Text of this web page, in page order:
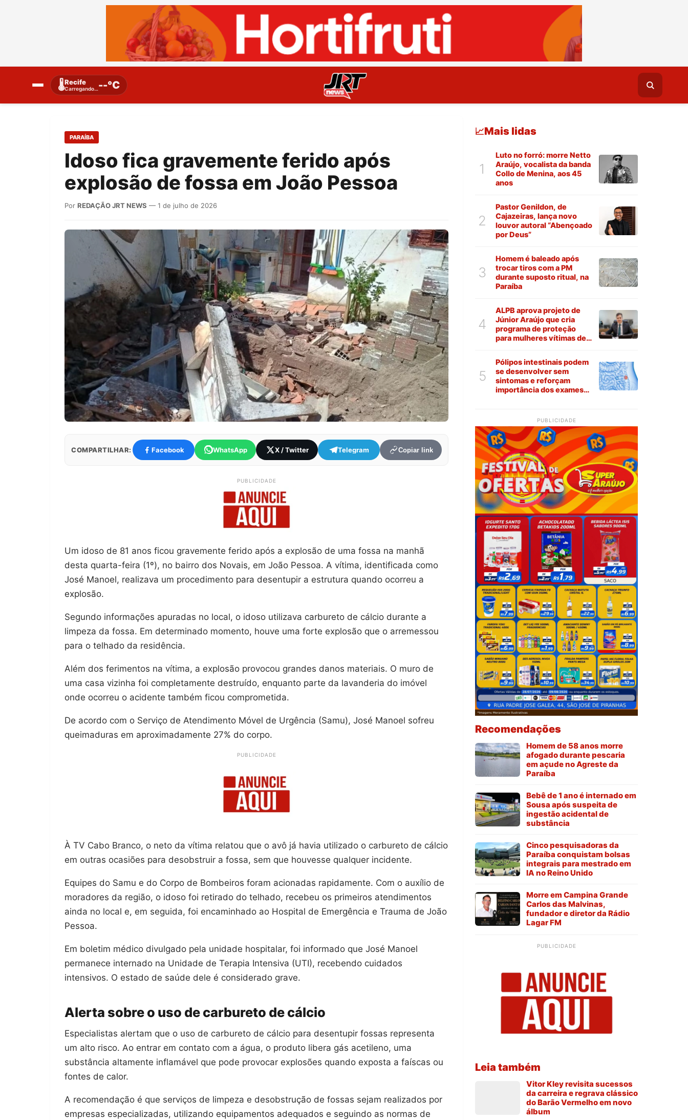
🌡️Recife
Carregando…--°C
PARAÍBA
Idoso fica gravemente ferido após
explosão de fossa em João Pessoa
Por REDAÇÃO JRT NEWS — 1 de julho de 2026
COMPARTILHAR: Facebook WhatsApp X / Twitter Telegram Copiar link
PUBLICIDADE
Um idoso de 81 anos ficou gravemente ferido após a explosão de uma fossa na manhã
desta quarta-feira (1º), no bairro dos Novais, em João Pessoa. A vítima, identificada como
José Manoel, realizava um procedimento para desentupir a estrutura quando ocorreu a
explosão.
Segundo informações apuradas no local, o idoso utilizava carbureto de cálcio durante a
limpeza da fossa. Em determinado momento, houve uma forte explosão que o arremessou
para o telhado da residência.
Além dos ferimentos na vítima, a explosão provocou grandes danos materiais. O muro de
uma casa vizinha foi completamente destruído, enquanto parte da lavanderia do imóvel
onde ocorreu o acidente também ficou comprometida.
De acordo com o Serviço de Atendimento Móvel de Urgência (Samu), José Manoel sofreu
queimaduras em aproximadamente 27% do corpo.
PUBLICIDADE
À TV Cabo Branco, o neto da vítima relatou que o avô já havia utilizado o carbureto de cálcio
em outras ocasiões para desobstruir a fossa, sem que houvesse qualquer incidente.
Equipes do Samu e do Corpo de Bombeiros foram acionadas rapidamente. Com o auxílio de
moradores da região, o idoso foi retirado do telhado, recebeu os primeiros atendimentos
ainda no local e, em seguida, foi encaminhado ao Hospital de Emergência e Trauma de João
Pessoa.
Em boletim médico divulgado pela unidade hospitalar, foi informado que José Manoel
permanece internado na Unidade de Terapia Intensiva (UTI), recebendo cuidados
intensivos. O estado de saúde dele é considerado grave.
Alerta sobre o uso de carbureto de cálcio
Especialistas alertam que o uso de carbureto de cálcio para desentupir fossas representa
um alto risco. Ao entrar em contato com a água, o produto libera gás acetileno, uma
substância altamente inflamável que pode provocar explosões quando exposta a faíscas ou
fontes de calor.
A recomendação é que serviços de limpeza e desobstrução de fossas sejam realizados por
empresas especializadas, utilizando equipamentos adequados e seguindo as normas de
📈Mais lidas
1
Luto no forró: morre Netto
Araújo, vocalista da banda
Collo de Menina, aos 45
anos
2
Pastor Genildon, de
Cajazeiras, lança novo
louvor autoral “Abençoado
por Deus”
3
Homem é baleado após
trocar tiros com a PM
durante suposto ritual, na
Paraíba
4
ALPB aprova projeto de
Júnior Araújo que cria
programa de proteção
para mulheres vítimas de
5
Pólipos intestinais podem
se desenvolver sem
sintomas e reforçam
importância dos exames
PUBLICIDADE
Recomendações
Homem de 58 anos morre
afogado durante pescaria
em açude no Agreste da
Paraíba
Bebê de 1 ano é internado em
Sousa após suspeita de
ingestão acidental de
substância
Cinco pesquisadoras da
Paraíba conquistam bolsas
integrais para mestrado em
IA no Reino Unido
Morre em Campina Grande
Carlos das Malvinas,
fundador e diretor da Rádio
Lagar FM
PUBLICIDADE
Leia também
Vitor Kley revisita sucessos
da carreira e regrava clássico
do Barão Vermelho em novo
álbum